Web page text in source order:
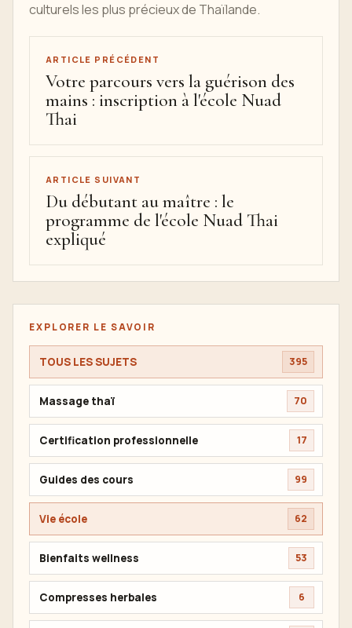
culturels les plus précieux de Thaïlande.
ARTICLE PRÉCÉDENT
Votre parcours vers la guérison des
mains : inscription à l'école Nuad
Thai
ARTICLE SUIVANT
Du débutant au maître : le
programme de l'école Nuad Thai
expliqué
EXPLORER LE SAVOIR
TOUS LES SUJETS 395
Massage thaï 70
Certification professionnelle 17
Guides des cours 99
Vie école 62
Bienfaits wellness 53
Compresses herbales 6